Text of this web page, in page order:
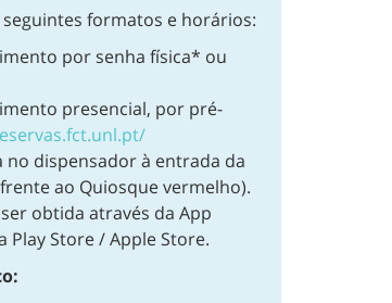
formatos e horários:
por senha física* ou
presencial, por pré-
no dispensador à entrada da
ao Quiosque vermelho).
obtida através da App
Store / Apple Store.